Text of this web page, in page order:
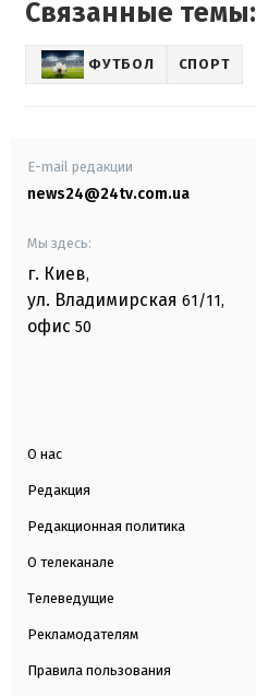
Связанные темы:
ФУТБОЛ СПОРТ
E-mail редакции
news24@24tv.com.ua
Мы здесь:
г. Киев,
ул. Владимирская 61/11,
офис 50
О нас
Редакция
Редакционная политика
О телеканале
Телеведущие
Рекламодателям
Правила пользования